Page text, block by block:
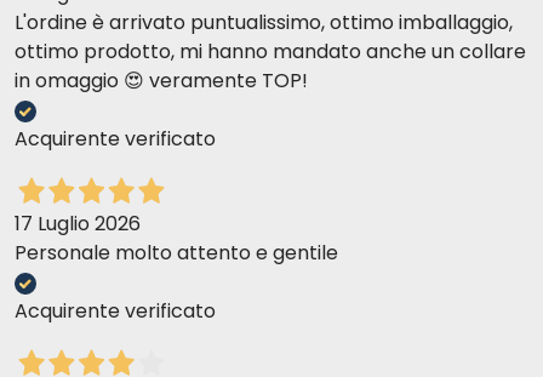
L'ordine è arrivato puntualissimo, ottimo imballaggio,
ottimo prodotto, mi hanno mandato anche un collare
in omaggio 😍 veramente TOP!
Acquirente verificato
17 Luglio 2026
Personale molto attento e gentile
Acquirente verificato